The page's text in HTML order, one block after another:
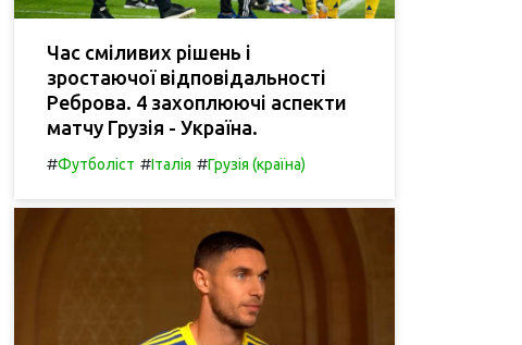
Час сміливих рішень і
зростаючої відповідальності
Реброва. 4 захоплюючі аспекти
матчу Грузія - Україна.
#Футболіст #Італія #Грузія (країна)